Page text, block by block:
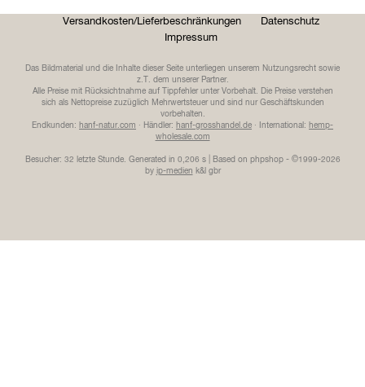
Versandkosten/Lieferbeschränkungen
Datenschutz
Impressum
Das Bildmaterial und die Inhalte dieser Seite unterliegen unserem Nutzungsrecht sowie
z.T. dem unserer Partner.
Alle Preise mit Rücksichtnahme auf Tippfehler unter Vorbehalt. Die Preise verstehen
sich als Nettopreise zuzüglich Mehrwertsteuer und sind nur Geschäftskunden
vorbehalten.
Endkunden: hanf-natur.com · Händler: hanf-grosshandel.de · International: hemp-
wholesale.com
Besucher: 32 letzte Stunde. Generated in 0,206 s | Based on phpshop - ©1999-2026
by ip-medien k&l gbr